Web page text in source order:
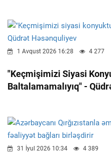
1 Avqust 2026 16:28 4 277
"Keçmişimizi Siyasi
Baltalamamalıyıq" -
31 İyul 2026 10:34 4 389